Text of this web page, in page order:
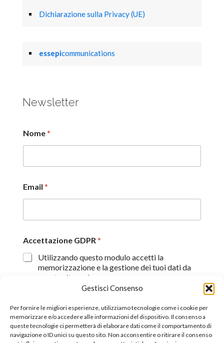
Gestisci Consenso
Per fornire le migliori esperienze, utilizziamo tecnologie come i cookie per
memorizzare e/o accedere alle informazioni del dispositivo. Il consenso a
queste tecnologie ci permetterà di elaborare dati come il comportamento di
navigazione o ID unici su questo sito. Non acconsentire o ritirare il consenso
Dichiarazione sulla Privacy (UE)
essepicommunications
Newsletter
Nome*
Email *
Accettazione GDPR*
Utilizzando questo modulo accetti la
memorizzazione e la gestione dei tuoi dati da
questo sito web.
Proseguendo, dichiaro di aver preso visione
Invia